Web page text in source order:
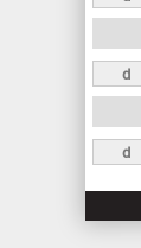
i
p
a
x
d
d